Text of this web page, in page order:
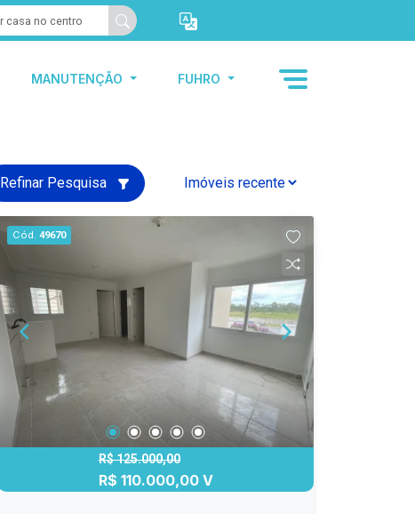
MANUTENÇÃO FUHRO
Refinar Pesquisa
Cód. 49670
R$ 125.000,00
R$ 110.000,00 V